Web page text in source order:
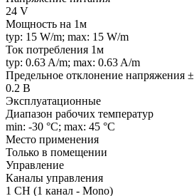
24 V
Мощность на 1м
typ: 15 W/m; max: 15 W/m
Ток потребления 1м
typ: 0.63 A/m; max: 0.63 A/m
Предельное отклонение напряжения ±
0.2 В
Эксплуатационные
Диапазон рабочих температур
min: -30 °C; max: 45 °C
Место применения
Только в помещении
Управление
Каналы управления
1 CH (1 канал - Mono)